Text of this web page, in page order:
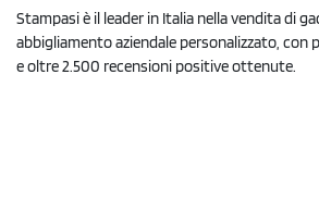
Stampasi è il leader in Italia nella vendita di
abbigliamento aziendale personalizzato, con
e oltre 2.500 recensioni positive ottenute.